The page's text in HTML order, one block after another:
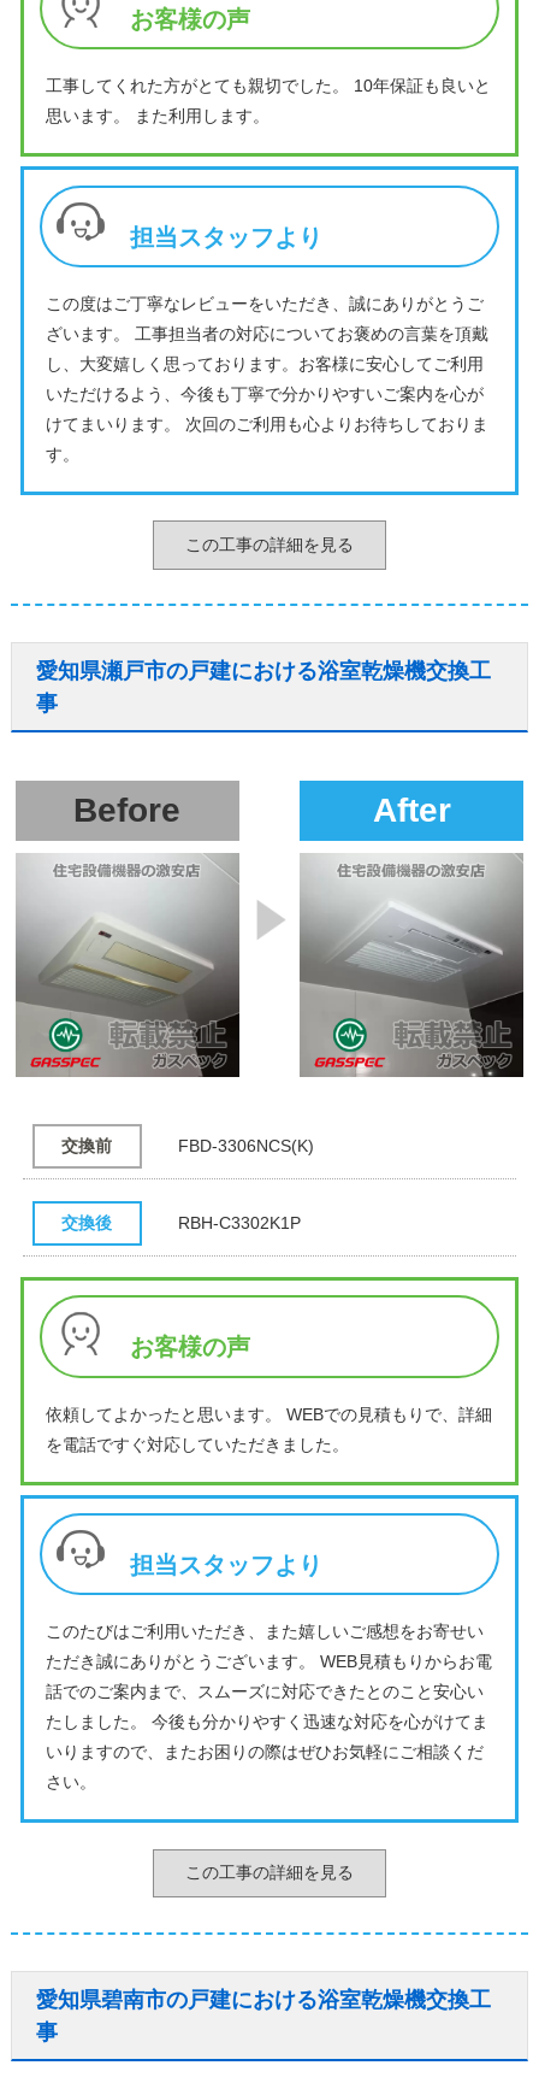
お客様の声
工事してくれた方がとても親切でした。 10年保証も良いと
思います。 また利用します。
担当スタッフより
この度はご丁寧なレビューをいただき、誠にありがとうご
ざいます。 工事担当者の対応についてお褒めの言葉を頂戴
し、大変嬉しく思っております。お客様に安心してご利用
いただけるよう、今後も丁寧で分かりやすいご案内を心が
けてまいります。 次回のご利用も心よりお待ちしておりま
す。
この工事の詳細を見る
愛知県瀬戸市の戸建における浴室乾燥機交換工
事
Before After
交換前 FBD-3306NCS(K)
交換後 RBH-C3302K1P
お客様の声
依頼してよかったと思います。 WEBでの見積もりで、詳細
を電話ですぐ対応していただきました。
担当スタッフより
このたびはご利用いただき、また嬉しいご感想をお寄せい
ただき誠にありがとうございます。 WEB見積もりからお電
話でのご案内まで、スムーズに対応できたとのこと安心い
たしました。 今後も分かりやすく迅速な対応を心がけてま
いりますので、またお困りの際はぜひお気軽にご相談くだ
さい。
この工事の詳細を見る
愛知県碧南市の戸建における浴室乾燥機交換工
事